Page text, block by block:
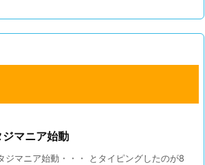
ジマニア始動
ジマニア始動・・・ とタイピングしたのが8